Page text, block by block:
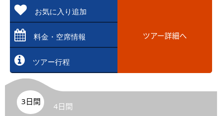
お気に入り追加
料金・空席情報
ツアー行程
ツアー詳細へ
3日間 4日間